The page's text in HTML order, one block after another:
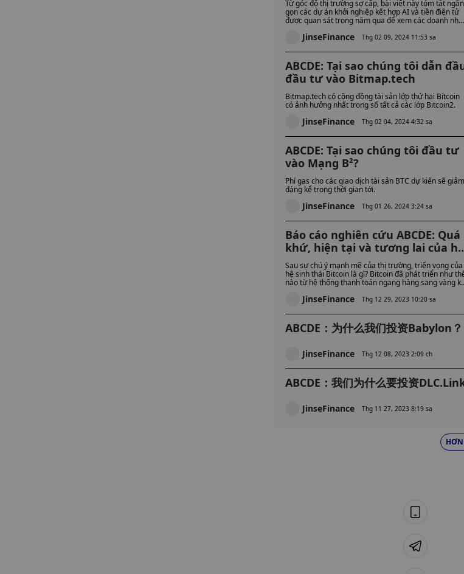
Từ góc độ thị trường sơ cấp, bài viết này tóm tắt ngắn
gọn các dự án khởi nghiệp kết hợp AI và tiền điện tử
được quan sát trong năm qua để xem các doanh
thành tựu họ đã đạt được cho đến nay và những lĩnh
JinseFinance Thg 02 09, 2024 11:53 sa
ABCDE: Tại sao chúng tôi dẫn
đầu tư vào Bitmap.tech
Bitmap.tech có cộng đồng tài sản lớp thứ hai Bitcoin
có ảnh hưởng nhất trong số tất cả các lớp Bitcoin2.
JinseFinance Thg 02 04, 2024 4:32 sa
ABCDE: Tại sao chúng tôi đầu tư
vào Mạng B²?
Phí gas cho các giao dịch tài sản BTC dự kiến ​​sẽ giảm
đáng kể trong thời gian tới.
JinseFinance Thg 01 26, 2024 3:24 sa
Báo cáo nghiên cứu ABCDE: Quá
khứ, hiện tại và tương lai của hệ
sinh thái Bitcoin
Sau sự chú ý mạnh mẽ của thị trường, triển vọng của
hệ sinh thái Bitcoin là gì? Bitcoin đã phát triển như
nào từ hệ thống thanh toán ngang hàng sang vàng kỹ
JinseFinance Thg 12 29, 2023 10:20 sa
ABCDE：为什么我们投资Babylon？
JinseFinance Thg 12 08, 2023 2:09 ch
ABCDE：我们为什么要投资
JinseFinance Thg 11 27, 2023 8:19 sa
HƠN